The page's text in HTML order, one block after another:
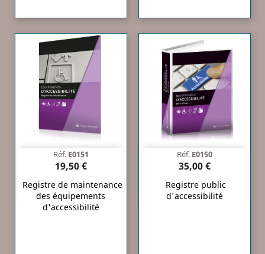
Réf. E0151
19,50 €
Registre de maintenance
des équipements
d'accessibilité
Réf. E0150
35,00 €
Registre public
d'accessibilité